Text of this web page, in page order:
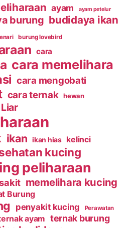
ayam ayam petelur
burung budidaya ikan
burung lovebird
cara
cara memelihara
cara mengobati
cara ternak hewan
ikan ikan hias kelinci
kucing
peliharaan
memelihara kucing
Burung
penyakit kucing Perawatan
ayam ternak burung